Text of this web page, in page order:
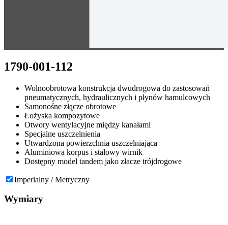
1790-001-112
Wolnoobrotowa konstrukcja dwudrogowa do zastosowań
pneumatycznych, hydraulicznych i płynów hamulcowych
Samonośne złącze obrotowe
Łożyska kompozytowe
Otwory wentylacyjne między kanałami
Specjalne uszczelnienia
Utwardzona powierzchnia uszczelniająca
Aluminiowa korpus i stalowy wirnik
Dostępny model tandem jako złacze trójdrogowe
Imperialny / Metryczny
Wymiary